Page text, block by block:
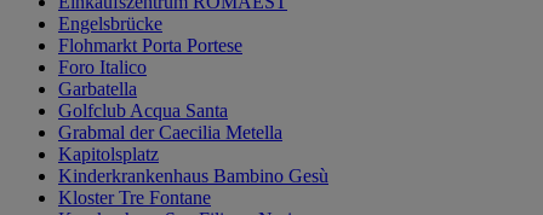
Engelsbrücke
Flohmarkt Porta Portese
Foro Italico
Garbatella
Golfclub Acqua Santa
Grabmal der Caecilia Metella
Kapitolsplatz
Kinderkrankenhaus Bambino Gesù
Kloster Tre Fontane